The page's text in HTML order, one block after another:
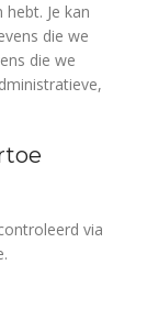
Je kan
die we
die we
via